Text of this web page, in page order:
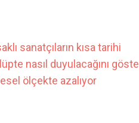
sanatçıların kısa tarihi
nasıl duyulacağını
ölçekte azalıyor